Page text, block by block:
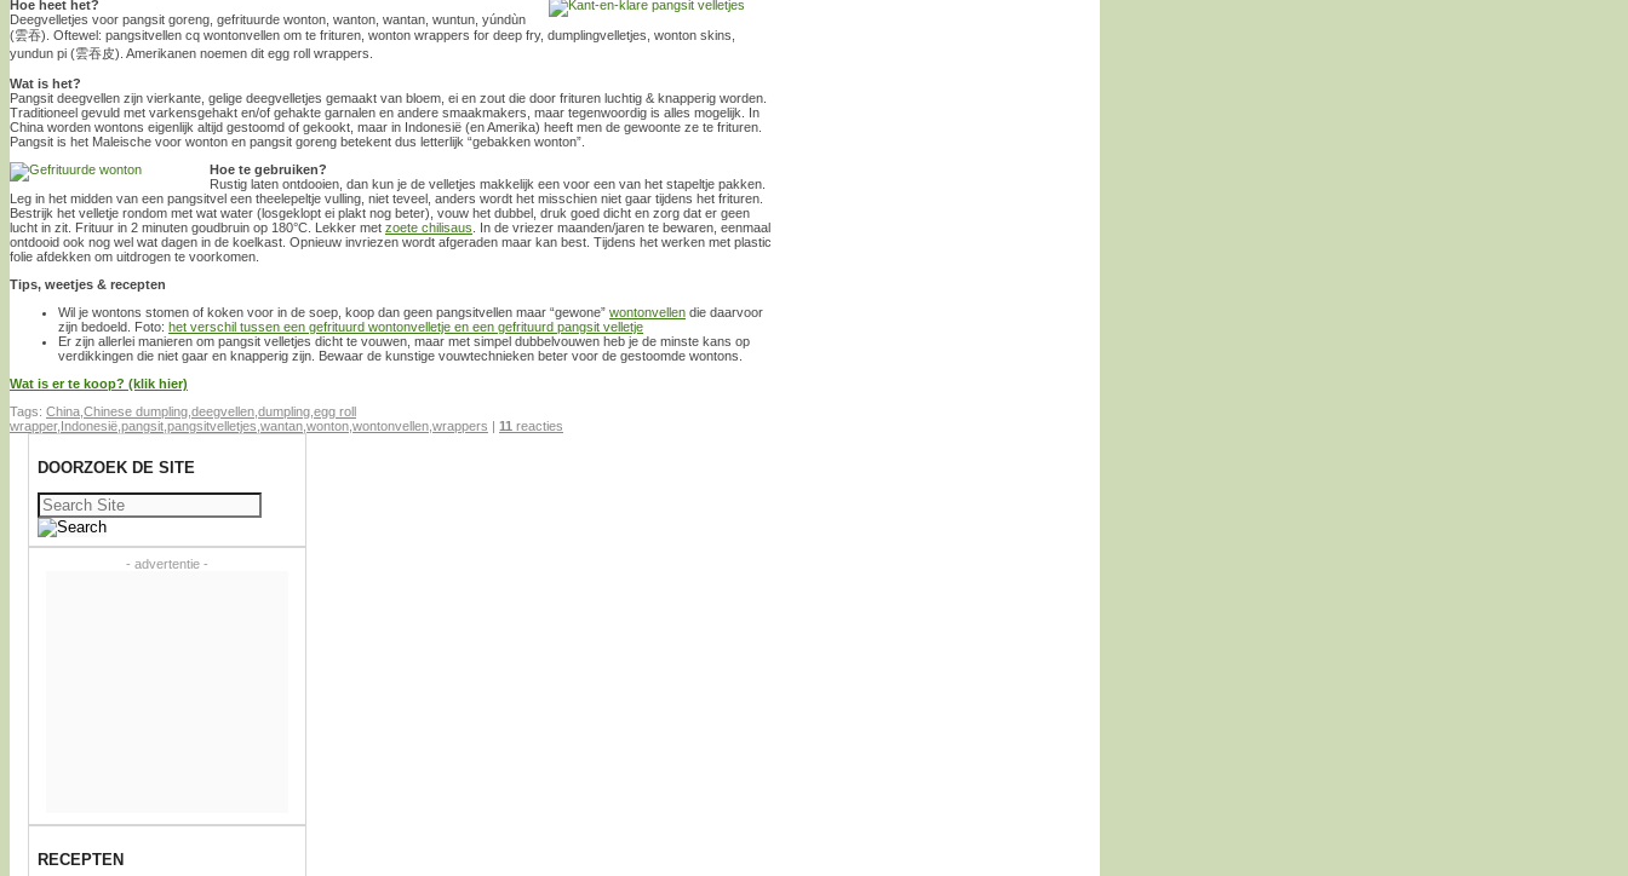
Hoe heet het?
Deegvelletjes voor pangsit goreng, gefrituurde wonton, wanton, wantan, wuntun, yúndùn
(雲吞). Oftewel: pangsitvellen cq wontonvellen om te frituren, wonton wrappers for deep fry, dumplingvelletjes, wonton skins,
yundun pi (雲吞皮). Amerikanen noemen dit egg roll wrappers.
Wat is het?
Pangsit deegvellen zijn vierkante, gelige deegvelletjes gemaakt van bloem, ei en zout die door frituren luchtig & knapperig worden.
Traditioneel gevuld met varkensgehakt en/of gehakte garnalen en andere smaakmakers, maar tegenwoordig is alles mogelijk. In
China worden wontons eigenlijk altijd gestoomd of gekookt, maar in Indonesië (en Amerika) heeft men de gewoonte ze te frituren.
Pangsit is het Maleische voor wonton en pangsit goreng betekent dus letterlijk “gebakken wonton”.
Hoe te gebruiken?
Rustig laten ontdooien, dan kun je de velletjes makkelijk een voor een van het stapeltje pakken.
Leg in het midden van een pangsitvel een theelepeltje vulling, niet teveel, anders wordt het misschien niet gaar tijdens het frituren.
Bestrijk het velletje rondom met wat water (losgeklopt ei plakt nog beter), vouw het dubbel, druk goed dicht en zorg dat er geen
lucht in zit. Frituur in 2 minuten goudbruin op 180°C. Lekker met zoete chilisaus . In de vriezer maanden/jaren te bewaren, eenmaal
ontdooid ook nog wel wat dagen in de koelkast. Opnieuw invriezen wordt afgeraden maar kan best. Tijdens het werken met plastic
folie afdekken om uitdrogen te voorkomen.
Tips, weetjes & recepten
Wil je wontons stomen of koken voor in de soep, koop dan geen pangsitvellen maar “gewone” wontonvellen die daarvoor
zijn bedoeld. Foto: het verschil tussen een gefrituurd wontonvelletje en een gefrituurd pangsit velletje
Er zijn allerlei manieren om pangsit velletjes dicht te vouwen, maar met simpel dubbelvouwen heb je de minste kans op
verdikkingen die niet gaar en knapperig zijn. Bewaar de kunstige vouwtechnieken beter voor de gestoomde wontons.
Wat is er te koop? (klik hier)
Tags: China Chinese dumpling deegvellen dumpling egg roll
wrapper, Indonesië pangsit pangsitvelletjes wantan wonton wontonvellen wrappers 11 reacties
DOORZOEK DE SITE
Zoeken
naar:
- advertentie -
RECEPTEN